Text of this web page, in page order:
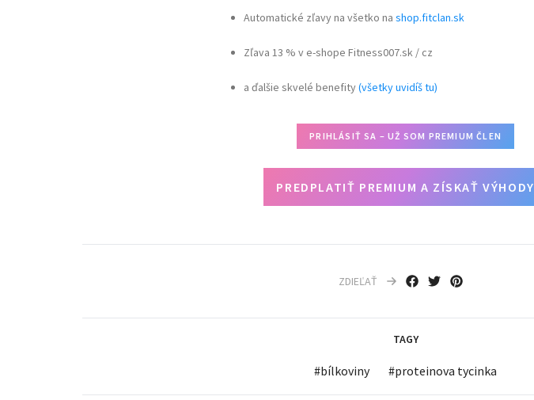
Automatické zľavy na všetko nashop.fitclan.sk
Zľava 13 % v e-shope Fitness007.sk / cz
a ďalšie skvelé benefity(všetky uvidíš tu)
PRIHLÁSIŤ SA – UŽ SOM PREMIUM ČLEN
PREDPLATIŤ PREMIUM A ZÍSKAŤ VÝHODY
ZDIEĽAŤ
TAGY
#bílkoviny #proteinova tycinka